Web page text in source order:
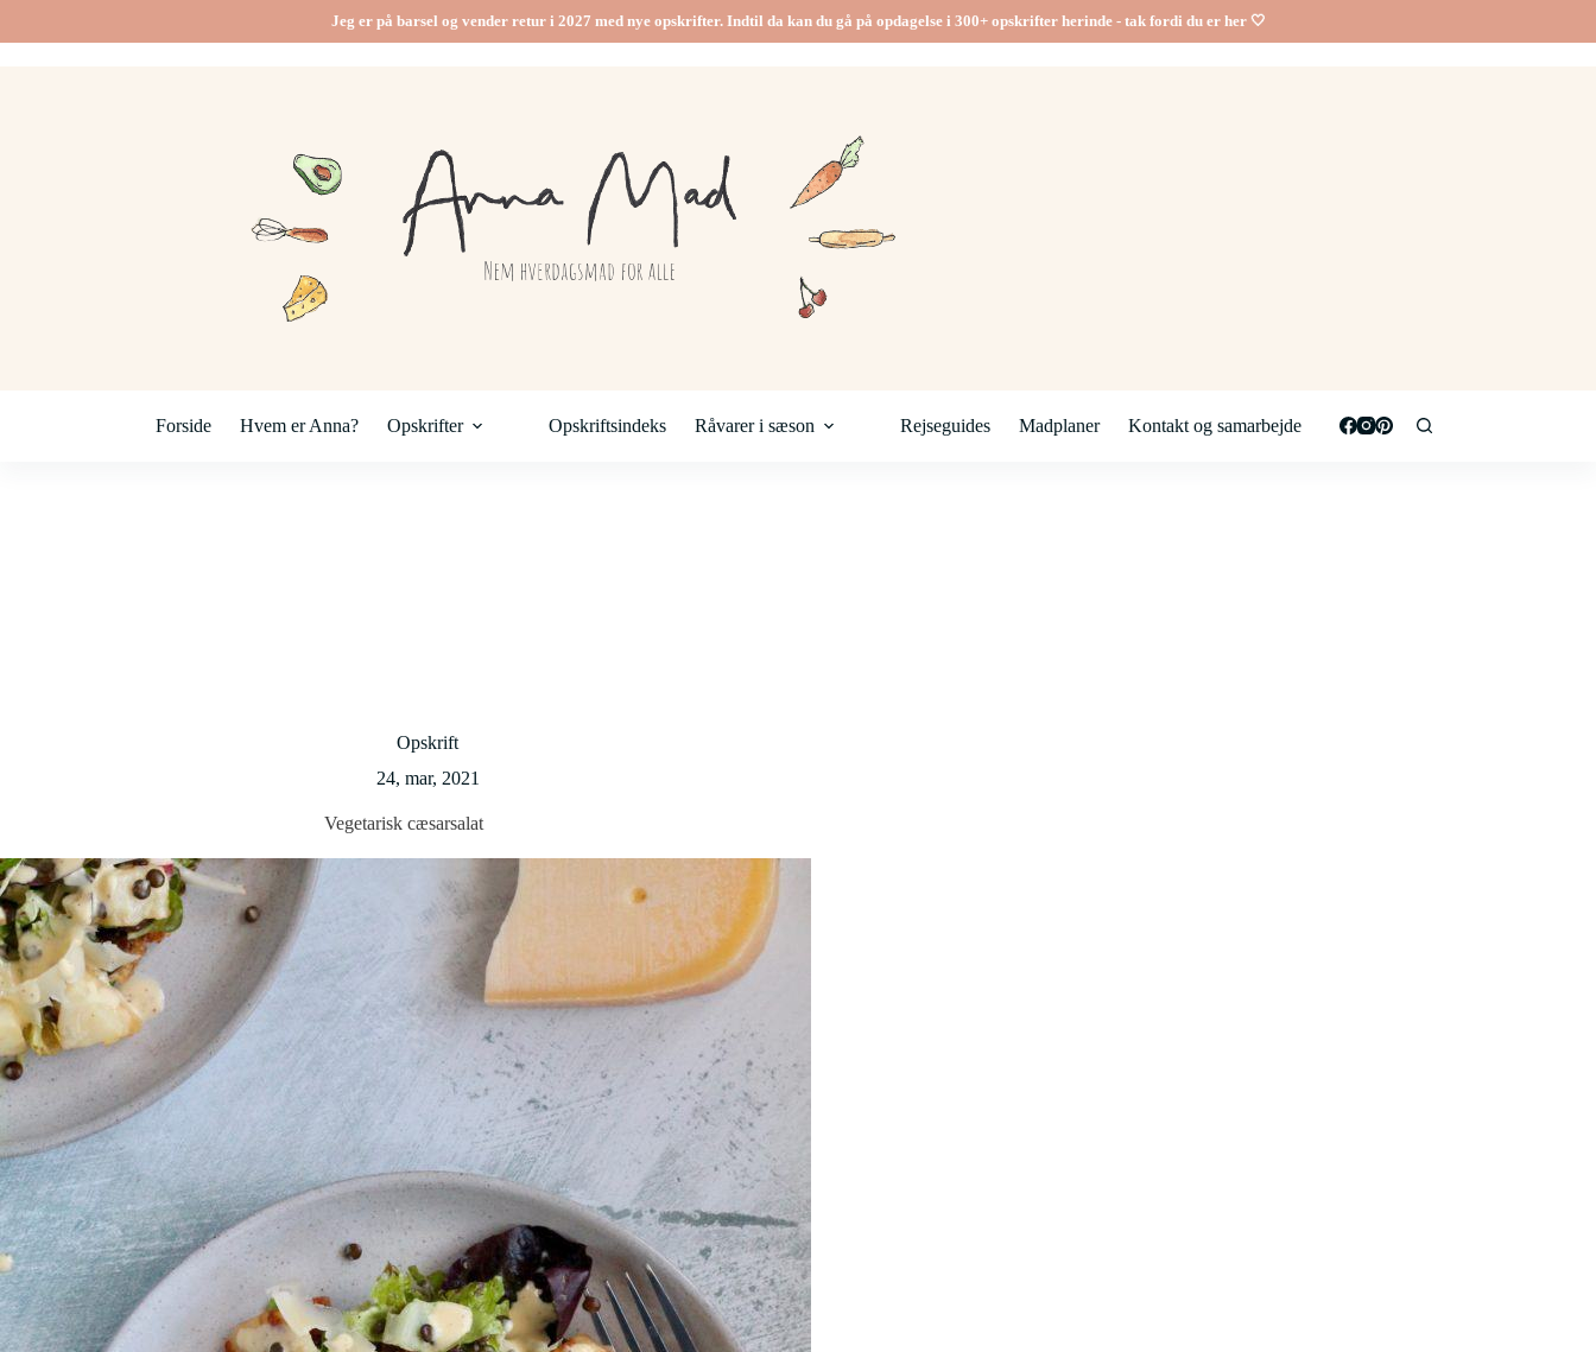
Jeg er på barsel og vender retur i 2027 med nye opskrifter. Indtil da kan du gå på opdagelse i 300+ opskrifter herinde - tak fordi du er her 🤍
Forside Hvem er Anna? Opskrifter Opskriftsindeks Råvarer i sæson Rejseguides Madplaner Kontakt og samarbejde
Opskrift
24, mar, 2021
Vegetarisk cæsarsalat